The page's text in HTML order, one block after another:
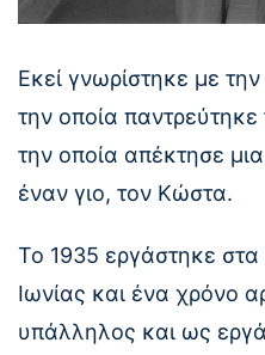
Εκεί γνωρίστηκε με
την οποία παντρεύτηκε
την οποία απέκτησε
έναν γιο, τον Κώστα.
Το 1935 εργάστηκε
Ιωνίας και ένα χρόνο
υπάλληλος και ως